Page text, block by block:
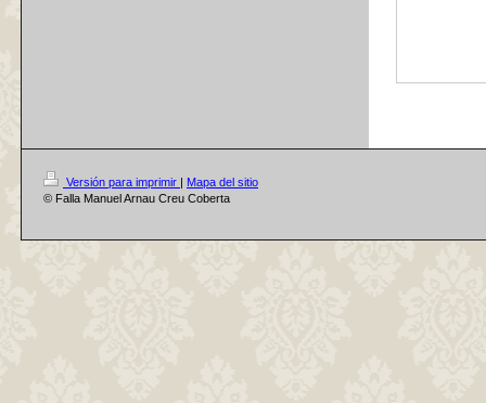
Versión para imprimir | Mapa del sitio
© Falla Manuel Arnau Creu Coberta